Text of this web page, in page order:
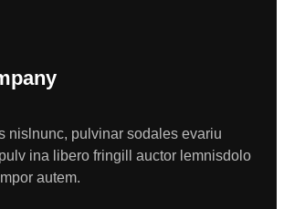
nislnunc, pulvinar sodales evariu
ina libero fringill auctor lemnisdolo
autem.